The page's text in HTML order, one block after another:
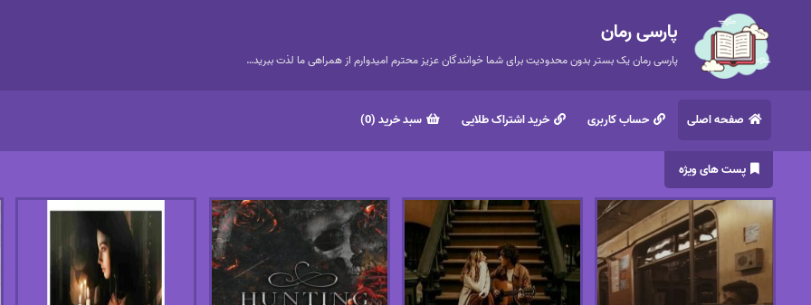
پارسی رمان
پارسی رمان یک بستر بدون محدودیت برای شما خوانندگان عزیز محترم امیدوارم از همراهی ما لذت ببرید…
صفحه اصلی حساب کاربری خرید اشتراک طلایی سبد خرید (0)
پست های ویژه